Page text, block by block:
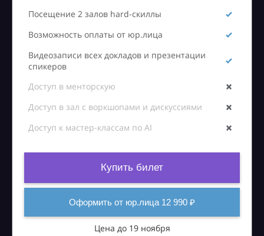
Посещение 2 залов hard-скиллы
Возможность оплаты от юр.лица
Видеозаписи всех докладов и презентации
спикеров
Доступ в менторскую
Доступ в зал с воркшопами и дискуссиями
Доступ к мастер-классам по AI
Купить билет
Оформить от юр.лица 12 990 ₽
Цена до 19 ноября